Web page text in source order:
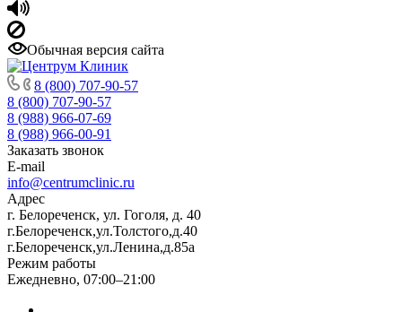
Обычная версия сайта
8 (800) 707-90-57
8 (800) 707-90-57
8 (988) 966-07-69
8 (988) 966-00-91
Заказать звонок
E-mail
info@centrumclinic.ru
Адрес
г. Белореченск, ул. Гоголя, д. 40
г.Белореченск,ул.Толстого,д.40
г.Белореченск,ул.Ленина,д.85а
Режим работы
Ежедневно, 07:00–21:00